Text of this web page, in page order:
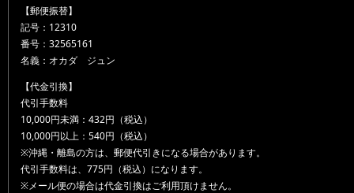
【郵便振替】
記号：12310
番号：32565161
名義：オカダ ジュン
【代金引換】
代引手数料
10,000円未満：432円（税込）
10,000円以上：540円（税込）
※沖縄・離島の方は、郵便代引きになる場合があります。
代引手数料は、775円（税込）になります。
※メール便の場合は代金引換はご利用頂けません。